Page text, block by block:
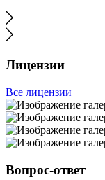
Лицензии
Все лицензии
Вопрос-ответ